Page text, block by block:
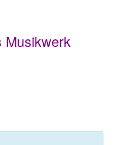
Musikwerk